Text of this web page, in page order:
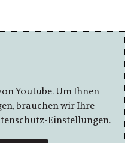
Youtube. Um Ihnen
brauchen wir Ihre
Einstellungen.